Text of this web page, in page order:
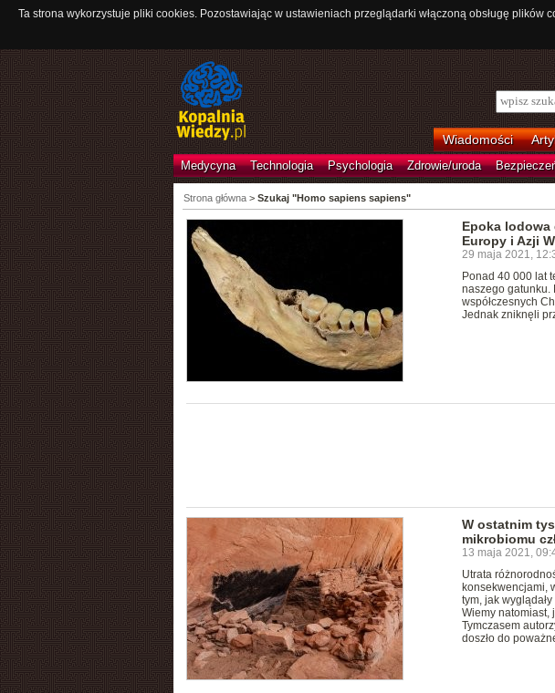
Ta strona wykorzystuje pliki cookies. Pozostawiając w ustawieniach przeglądarki włączoną obsługę
Wiadomości
Medycyna Technologia Psychologia Zdrowie/uroda
Strona główna> Szukaj "Homo sapiens sapiens"
Epoka lodowa
Europy i Azji
29 maja 2021,
Ponad 40 000 lat
naszego gatunku.
współczesnych
Jednak zniknęli
W ostatnim
mikrobiomu
13 maja 2021,
Utrata
konsekwencjami,
tym, jak
Wiemy natomiast,
Tymczasem
doszło do